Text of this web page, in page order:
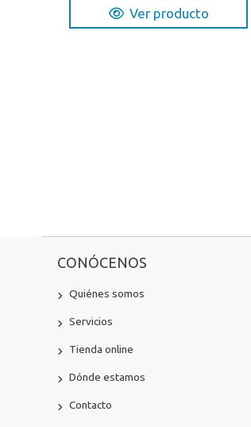
Ver producto
CONÓCENOS
Quiénes somos
Servicios
Tienda online
Dónde estamos
Contacto